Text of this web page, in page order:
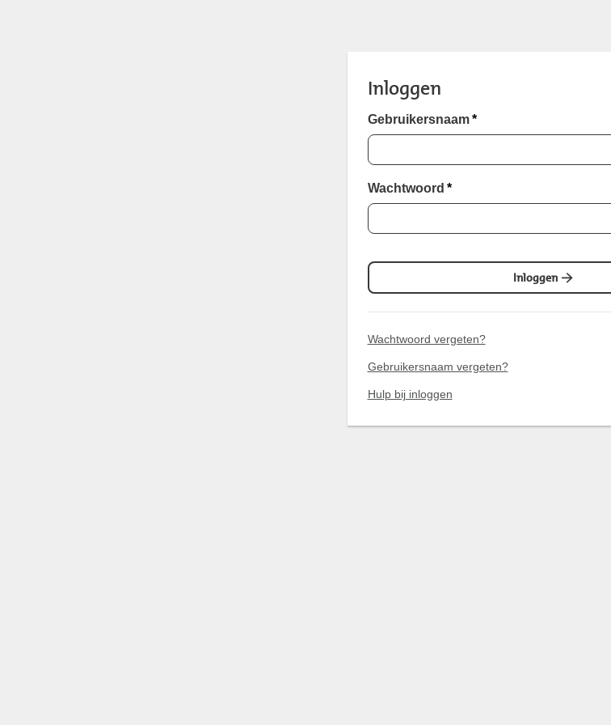
Inloggen
Gebruikersnaam *
Wachtwoord *
Inloggen
Wachtwoord vergeten?
Gebruikersnaam vergeten?
Hulp bij inloggen